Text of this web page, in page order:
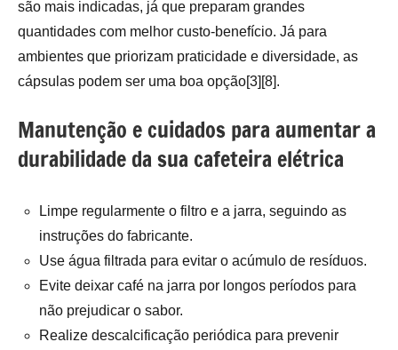
são mais indicadas, já que preparam grandes
quantidades com melhor custo-benefício. Já para
ambientes que priorizam praticidade e diversidade, as
cápsulas podem ser uma boa opção[3][8].
Manutenção e cuidados para aumentar a
durabilidade da sua cafeteira elétrica
Limpe regularmente o filtro e a jarra, seguindo as
instruções do fabricante.
Use água filtrada para evitar o acúmulo de resíduos.
Evite deixar café na jarra por longos períodos para
não prejudicar o sabor.
Realize descalcificação periódica para prevenir